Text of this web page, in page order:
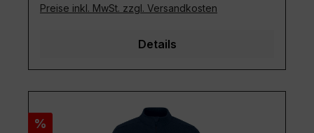
Preise inkl. MwSt. zzgl. Versandkosten
Details
Rabatt
%